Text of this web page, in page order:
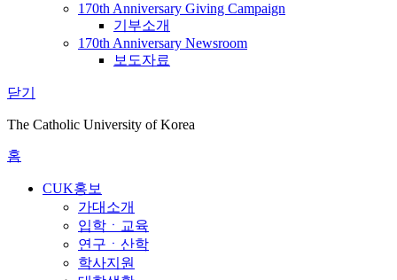
170th Anniversary Giving Campaign
기부소개
170th Anniversary Newsroom
보도자료
닫기
The Catholic University of Korea
홈
CUK홍보
가대소개
입학ㆍ교육
연구ㆍ산학
학사지원